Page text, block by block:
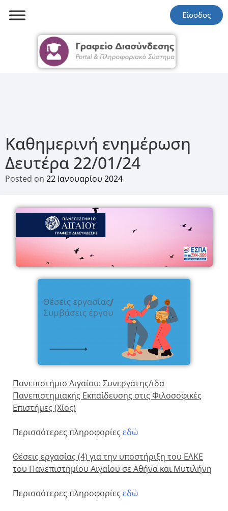
Είσοδος
Καθημερινή ενημέρωση
Δευτέρα 22/01/24
Posted on 22 Ιανουαρίου 2024
Πανεπιστήμιο Αιγαίου: Συνεργάτης/ιδα
Πανεπιστημιακής Εκπαίδευσης στις Φιλοσοφικές
Επιστήμες (Χίος)
Περισσότερες πληροφορίες εδώ
Θέσεις εργασίας (4) για την υποστήριξη του ΕΛΚΕ
του Πανεπιστημίου Αιγαίου σε Αθήνα και Μυτιλήνη
Περισσότερες πληροφορίες εδώ